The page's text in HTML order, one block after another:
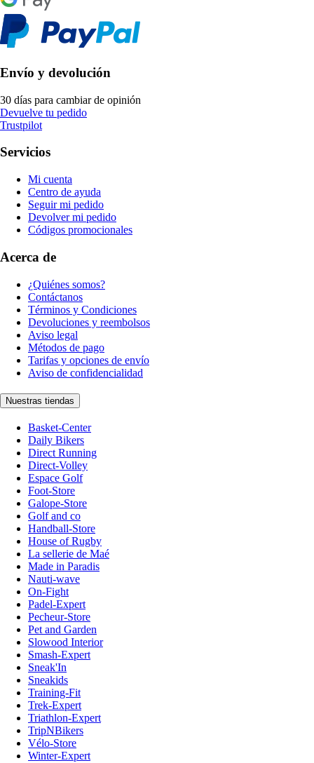
Envío y devolución
30 días para cambiar de opinión
Devuelve tu pedido
Trustpilot
Servicios
Mi cuenta
Centro de ayuda
Seguir mi pedido
Devolver mi pedido
Códigos promocionales
Acerca de
¿Quiénes somos?
Contáctanos
Términos y Condiciones
Devoluciones y reembolsos
Aviso legal
Métodos de pago
Tarifas y opciones de envío
Aviso de confidencialidad
Nuestras tiendas
Basket-Center
Daily Bikers
Direct Running
Direct-Volley
Espace Golf
Foot-Store
Galope-Store
Golf and co
Handball-Store
House of Rugby
La sellerie de Maé
Made in Paradis
Nauti-wave
On-Fight
Padel-Expert
Pecheur-Store
Pet and Garden
Slowood Interior
Smash-Expert
Sneak'In
Sneakids
Training-Fit
Trek-Expert
Triathlon-Expert
TripNBikers
Vélo-Store
Winter-Expert